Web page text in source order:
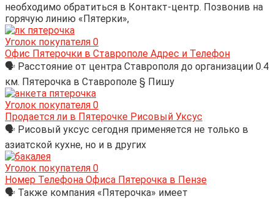
необходимо обратиться в Контакт-центр. Позвонив на
горячую линию «Пятерки»,
Уголок покупателя 0
Офис Пятерочки в Ставрополе Адрес и Телефон
🗣 Расстояние от центра Ставрополя до организации 0.4
км. Пятерочка в Ставрополе § Пишу
Уголок покупателя 0
Продается ли в Пятерочке Рисовый Уксус
🗣 Рисовый уксус сегодня применяется не только в
азиатской кухне, но и в других
Уголок покупателя 0
Номер Телефона Офиса Пятерочка в Пензе
🗣 Также компания «Пятерочка» имеет